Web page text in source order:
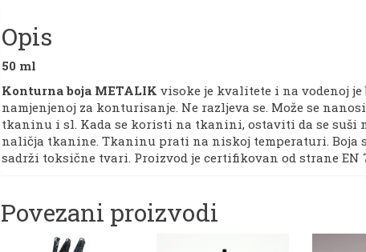
Opis
50 ml
Konturna boja METALIK visoke je kvalitete i na vodenoj je
namjenjenoj za konturisanje. Ne razljeva se. Može se
tkaninu i sl. Kada se koristi na tkanini, ostaviti da se suši
naličja tkanine. Tkaninu prati na niskoj temperaturi. Boja
sadrži toksične tvari. Proizvod je certifikovan od strane EN
Povezani proizvodi